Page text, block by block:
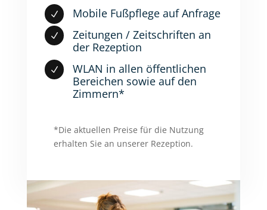
N Mobile Fußpflege auf Anfrage
N
Zeitungen / Zeitschriften an
der Rezeption
N
WLAN in allen öffentlichen
Bereichen sowie auf den
Zimmern*
*Die aktuellen Preise für die Nutzung
erhalten Sie an unserer Rezeption.